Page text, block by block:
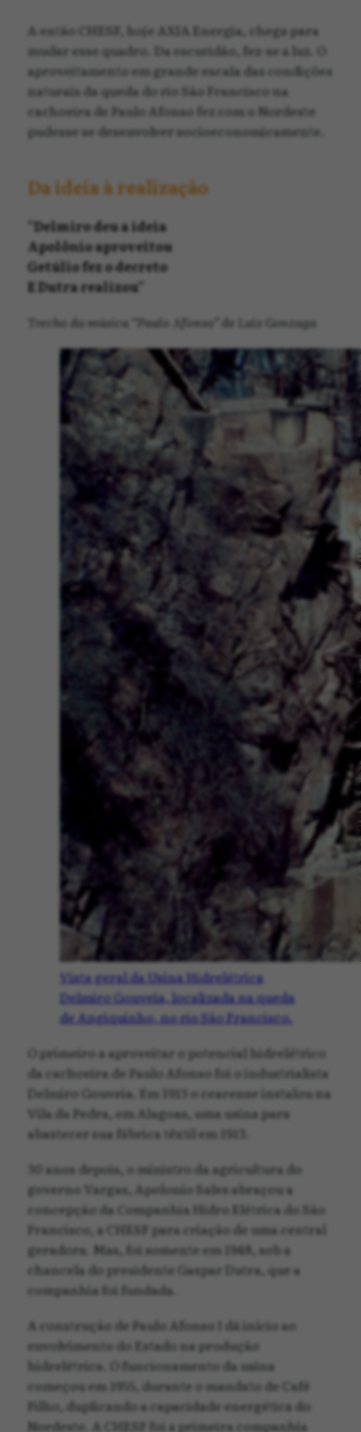
A então CHESF, hoje AXIA Energia, chega para
mudar esse quadro. Da escuridão, fez-se a luz. O
aproveitamento em grande escala das condições
naturais da queda do rio São Francisco na
cachoeira de Paulo Afonso fez com o Nordeste
pudesse se desenvolver socioeconomicamente.
Da ideia à realização
“Delmiro deu a ideia
Apolônio aproveitou
Getúlio fez o decreto
E Dutra realizou”
Trecho da música “Paulo Afonso” de Luiz Gonzaga
Vista geral da Usina Hidrelétrica
Delmiro Gouveia, localizada na queda
de Angiquinho, no rio São Francisco.
O primeiro a aproveitar o potencial hidrelétrico
da cachoeira de Paulo Afonso foi o industrialista
Delmiro Gouveia. Em 1913 o cearense instalou na
Vila da Pedra, em Alagoas, uma usina para
abastecer sua fábrica têxtil em 1913.
30 anos depois, o ministro da agricultura do
governo Vargas, Apolonio Sales abraçou a
concepção da Companhia Hidro Elétrica do São
Francisco, a CHESF para criação de uma central
geradora. Mas, foi somente em 1948, sob a
chancela do presidente Gaspar Dutra, que a
companhia foi fundada.
A construção de Paulo Afonso I dá início ao
envolvimento do Estado na produção
hidrelétrica. O funcionamento da usina
começou em 1955, durante o mandato de Café
Filho, duplicando a capacidade energética do
Nordeste. A CHESF foi a primeira companhia